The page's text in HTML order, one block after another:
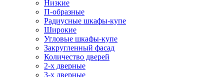
Низкие
П-образные
Радиусные шкафы-купе
Широкие
Угловые шкафы-купе
Закругленный фасад
Количество дверей
2-х дверные
3-х дверные